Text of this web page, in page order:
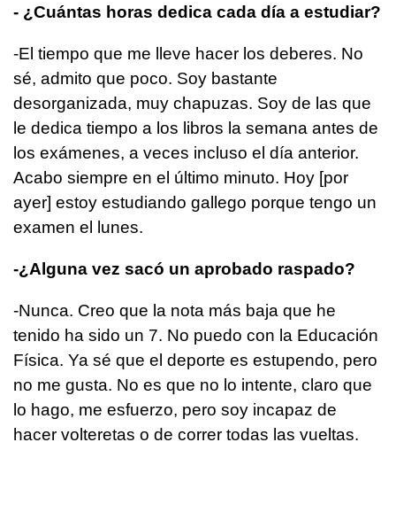
- ¿Cuántas horas dedica cada día a estudiar?
-El tiempo que me lleve hacer los deberes. No
sé, admito que poco. Soy bastante
desorganizada, muy chapuzas. Soy de las que
le dedica tiempo a los libros la semana antes de
los exámenes, a veces incluso el día anterior.
Acabo siempre en el último minuto. Hoy [por
ayer] estoy estudiando gallego porque tengo un
examen el lunes.
-¿Alguna vez sacó un aprobado raspado?
-Nunca. Creo que la nota más baja que he
tenido ha sido un 7. No puedo con la Educación
Física. Ya sé que el deporte es estupendo, pero
no me gusta. No es que no lo intente, claro que
lo hago, me esfuerzo, pero soy incapaz de
hacer volteretas o de correr todas las vueltas.